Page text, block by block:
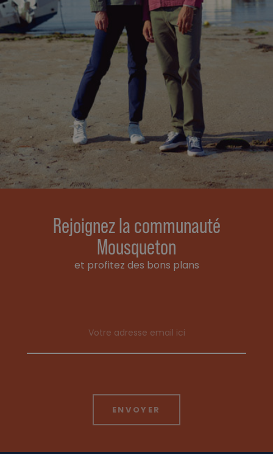
Rejoignez la communauté
Mousqueton
et profitez des bons plans